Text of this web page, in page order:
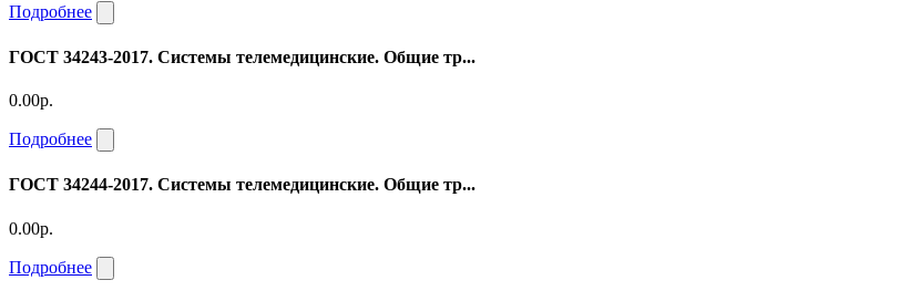
Подробнее
ГОСТ 34243-2017. Системы телемедицинские. Общие тр...
0.00р.
Подробнее
ГОСТ 34244-2017. Системы телемедицинские. Общие тр...
0.00р.
Подробнее